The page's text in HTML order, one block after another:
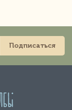
Подписаться